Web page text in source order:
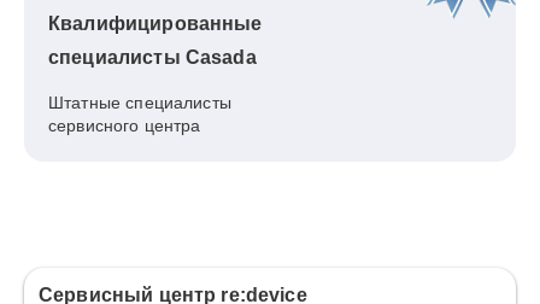
Квалифицированные
специалисты Casada
Штатные специалисты
сервисного центра
Сервисный центр re:device